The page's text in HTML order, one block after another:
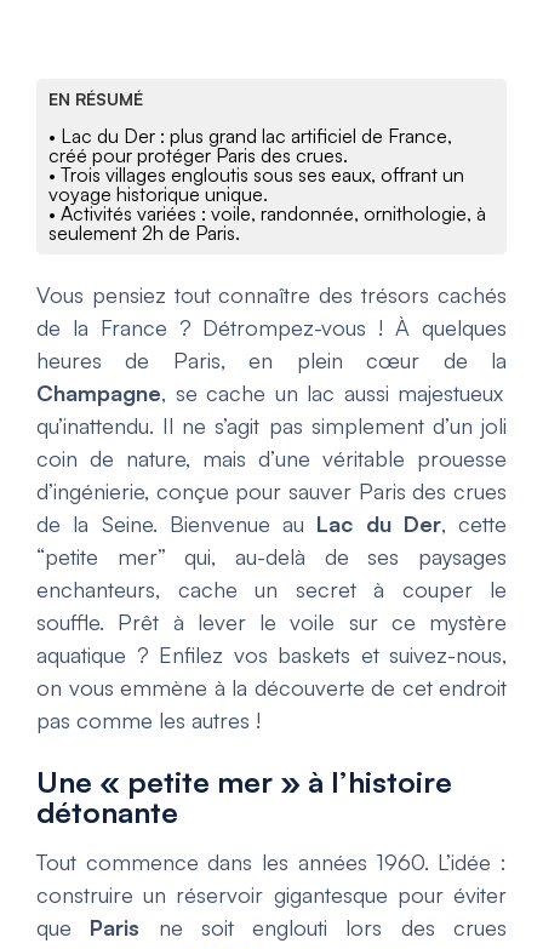
EN RÉSUMÉ
• Lac du Der : plus grand lac artificiel de France,
créé pour protéger Paris des crues.
• Trois villages engloutis sous ses eaux, offrant un
voyage historique unique.
• Activités variées : voile, randonnée, ornithologie, à
seulement 2h de Paris.
Vous pensiez tout connaître des trésors cachés
de la France ? Détrompez-vous ! À quelques
heures de Paris, en plein cœur de la
Champagne, se cache un lac aussi majestueux
qu’inattendu. Il ne s’agit pas simplement d’un joli
coin de nature, mais d’une véritable prouesse
d’ingénierie, conçue pour sauver Paris des crues
de la Seine. Bienvenue au Lac du Der, cette
“petite mer” qui, au-delà de ses paysages
enchanteurs, cache un secret à couper le
souffle. Prêt à lever le voile sur ce mystère
aquatique ? Enfilez vos baskets et suivez-nous,
on vous emmène à la découverte de cet endroit
pas comme les autres !
Une « petite mer » à l’histoire
détonante
Tout commence dans les années 1960. L’idée :
construire un réservoir gigantesque pour éviter
que Paris ne soit englouti lors des crues